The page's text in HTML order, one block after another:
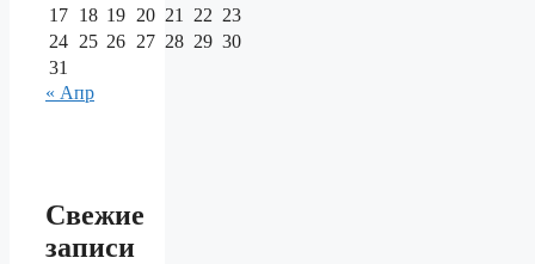
17 18 19 20 21 22 23
24 25 26 27 28 29 30
31
« Апр
Свежие
записи